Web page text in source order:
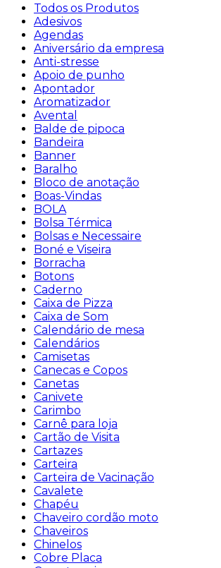
Todos os Produtos
Adesivos
Agendas
Aniversário da empresa
Anti-stresse
Apoio de punho
Apontador
Aromatizador
Avental
Balde de pipoca
Bandeira
Banner
Baralho
Bloco de anotação
Boas-Vindas
BOLA
Bolsa Térmica
Bolsas e Necessaire
Boné e Viseira
Borracha
Botons
Caderno
Caixa de Pizza
Caixa de Som
Calendário de mesa
Calendários
Camisetas
Canecas e Copos
Canetas
Canivete
Carimbo
Carnê para loja
Cartão de Visita
Cartazes
Carteira
Carteira de Vacinação
Cavalete
Chapéu
Chaveiro cordão moto
Chaveiros
Chinelos
Cobre Placa